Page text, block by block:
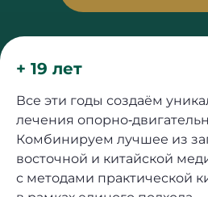
+ 19 лет
Все эти годы создаём
лечения
Комбинируем лучшее из
восточной и китайской
с методами практической